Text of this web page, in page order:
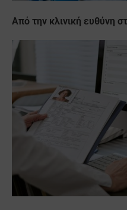
Από την κλινική ευθύνη